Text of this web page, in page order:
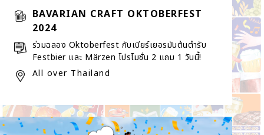
BAVARIAN CRAFT OKTOBERFEST
2024
ร่วมฉลอง Oktoberfest กับเบียร์เยอรมันต้นตำรับ
Festbier และ Märzen โปรโมชั่น 2 แถม 1 วันนี้!
All over Thailand